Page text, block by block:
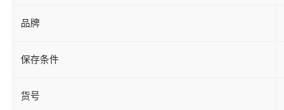
品牌
保存条件
货号